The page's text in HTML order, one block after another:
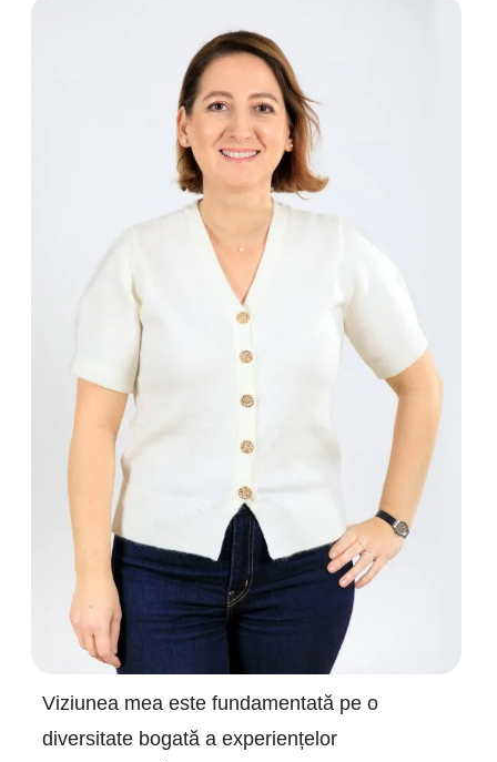
Viziunea mea este fundamentată pe o
diversitate bogată a experiențelor